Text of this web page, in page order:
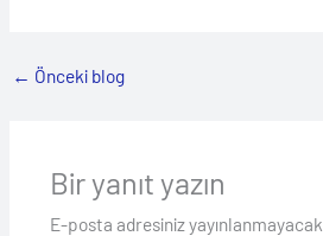
← Önceki blog
Bir yanıt yazın
E-posta adresiniz yayınlanmayacak.